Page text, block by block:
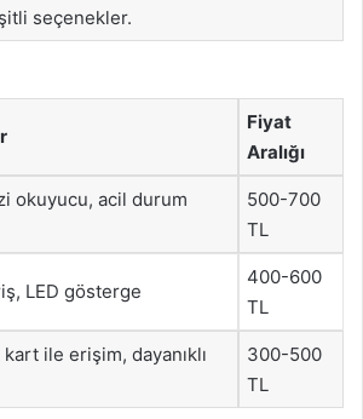
seçenekler.
Fiyat
Aralığı
okuyucu, acil durum
500-700
TL
LED gösterge
400-600
TL
ile erişim, dayanıklı
300-500
TL